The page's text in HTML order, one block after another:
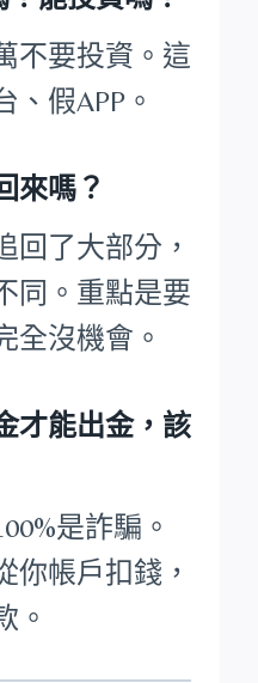
不要投資。這
假APP。
來嗎？
回了大部分，
同。重點是要
全沒機會。
才能出金，該
是詐騙。
你帳戶扣錢，
。